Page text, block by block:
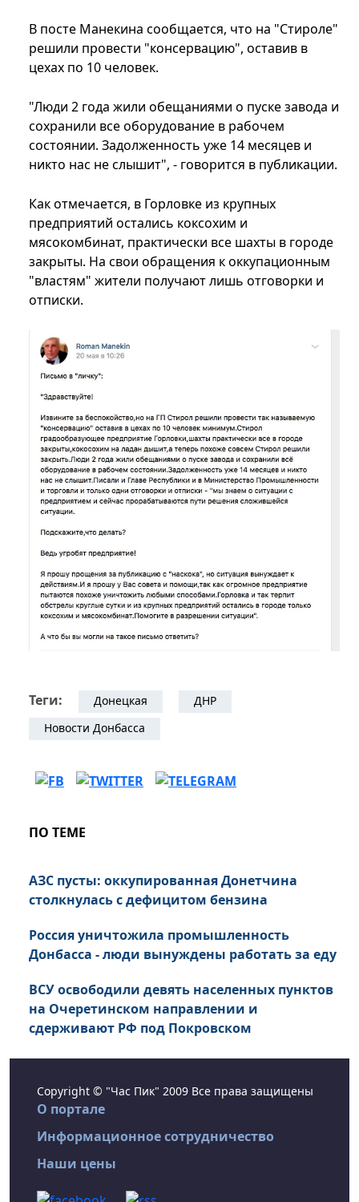
В посте Манекина сообщается, что на "Стироле"
решили провести "консервацию", оставив в
цехах по 10 человек.
"Люди 2 года жили обещаниями о пуске завода и
сохранили все оборудование в рабочем
состоянии. Задолженность уже 14 месяцев и
никто нас не слышит", - говорится в публикации.
Как отмечается, в Горловке из крупных
предприятий остались коксохим и
мясокомбинат, практически все шахты в городе
закрыты. На свои обращения к оккупационным
"властям" жители получают лишь отговорки и
отписки.
Теги: Донецкая
ДНР
Новости Донбасса
ПО ТЕМЕ
АЗС пусты: оккупированная Донетчина
столкнулась с дефицитом бензина
Россия уничтожила промышленность
Донбасса - люди вынуждены работать за еду
ВСУ освободили девять населенных пунктов
на Очеретинском направлении и
сдерживают РФ под Покровском
Copyright © "Час Пик" 2009 Все права защищены
О портале
Информационное сотрудничество
Наши цены